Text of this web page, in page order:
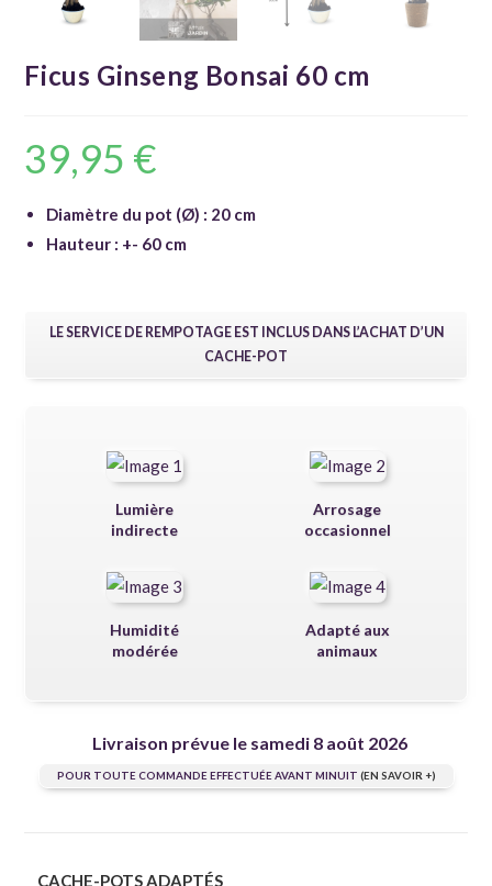
Ficus Ginseng Bonsai 60 cm
39,95 €
Diamètre du pot (Ø) : 20 cm
Hauteur : +- 60 cm
LE SERVICE DE REMPOTAGE EST INCLUS DANS L’ACHAT D’UN
CACHE-POT
Lumière
indirecte
Arrosage
occasionnel
Humidité
modérée
Adapté aux
animaux
Livraison prévue le samedi 8 août 2026
POUR TOUTE COMMANDE EFFECTUÉE AVANT MINUIT (EN SAVOIR +)
CACHE-POTS ADAPTÉS